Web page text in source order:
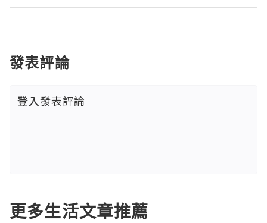
發表評論
登入發表評論
更多生活文章推薦